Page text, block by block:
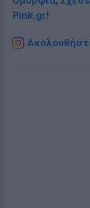
Pink.gr!